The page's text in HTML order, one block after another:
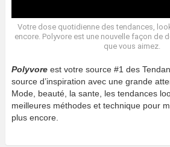
Votre dose quotidienne des tendances,
encore. Polyvore est une nouvelle façon de
que vous aimez.
Polyvore est votre source #1 des
source d’inspiration avec une grande
Mode, beauté, la sante, les tendances
meilleures méthodes et technique pour
plus encore.